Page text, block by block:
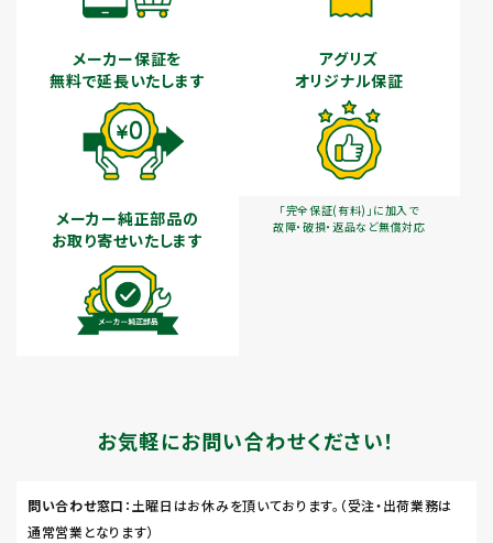
メーカー保証を
無料で延長いたします
アグリズ
オリジナル保証
「完全保証(有料)」に加入で
故障・破損・返品など無償対応
メーカー純正部品の
お取り寄せいたします
お気軽にお問い合わせください！
問い合わせ窓口 ：土曜日はお休みを頂いております。（受注・出荷業務は
通常営業となります）